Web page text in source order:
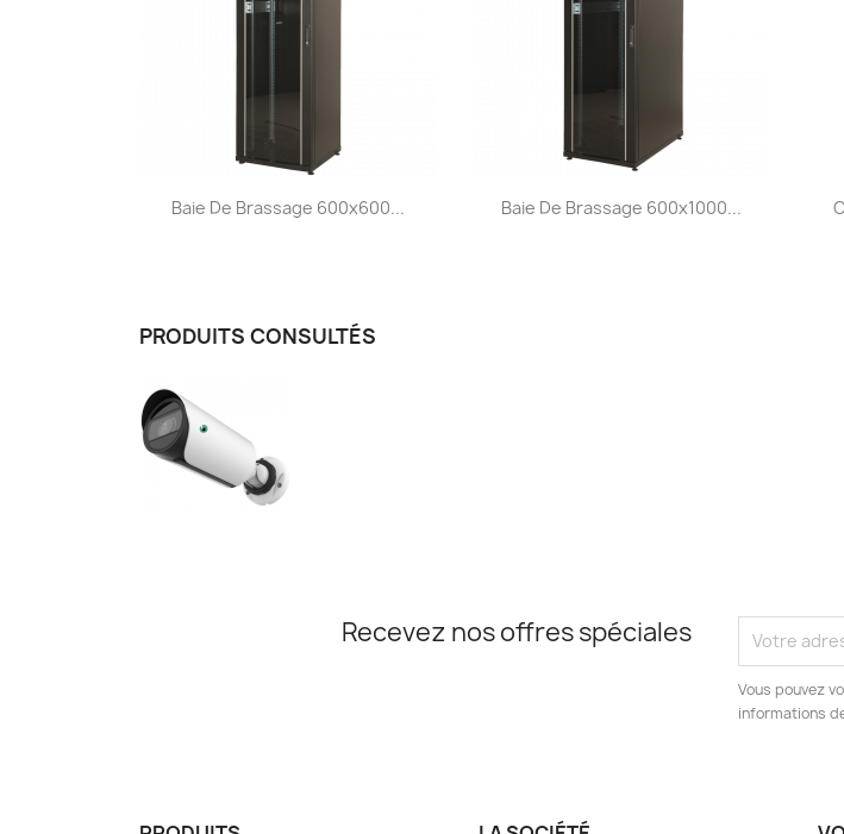
 Aperçu rapide
Baie De Brassage 600x600... Aperçu rapide
Baie De Brassage 600x1000...
PRODUITS CONSULTÉS
Recevez nos offres spéciales
Vous pouvez
informations